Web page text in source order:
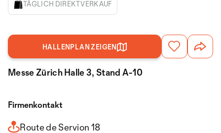
TÄGLICH DIREKTVERKAUF
HALLENPLAN ZEIGEN
Messe Zürich Halle 3, Stand A-10
Firmenkontakt
Route de Servion 18